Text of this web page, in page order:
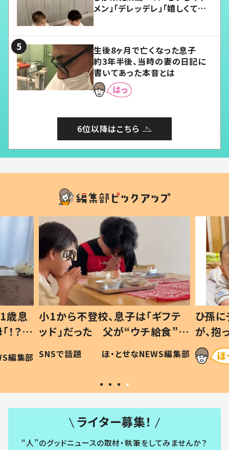
メン」「デレッデレ」「嬉しくて可
生後8ヶ月で亡くなった息子
約3年半後、当時の妻の日記に
書いてあった本音とは
6位以降はこちら
歳息
？」
編集部
小1から不登校、息子は「ギフテ
ッド」だった 父が“ウチ給食”を
作り続ける理由とは #令和の親
#令和の子
SNSで話題 ほ・とせなNEWS編集部
ひ孫
が、
「涙が
い」
ライター募集！
“人”のグッドニュースの取材・執筆をしてみませんか？